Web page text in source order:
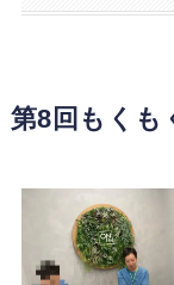
第8回もくも